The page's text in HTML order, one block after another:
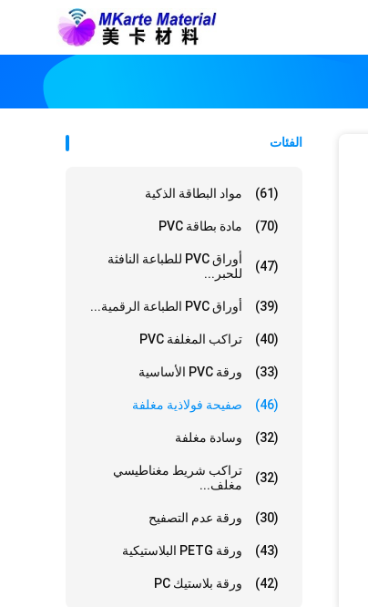
الفئات
مواد البطاقة الذكية (61)
مادة بطاقة PVC (70)
أوراق PVC للطباعة النافثة
للحبر...
(47)
أوراق PVC الطباعة الرقمية... (39)
تراكب المغلفة PVC (40)
ورقة PVC الأساسية (33)
صفيحة فولاذية مغلفة (46)
وسادة مغلفة (32)
تراكب شريط مغناطيسي
مغلف...
(32)
ورقة عدم التصفيح (30)
ورقة PETG البلاستيكية (43)
ورقة بلاستيك PC (42)